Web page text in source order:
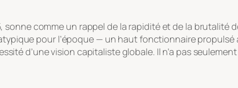
sonne comme un rappel de la rapidité et de la brutalité
pour l’époque — un haut fonctionnaire propulsé
d’une vision capitaliste globale. Il n’a pas